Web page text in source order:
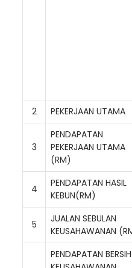
2
PEKERJAAN UTAMA
3
PENDAPATAN
PEKERJAAN UTAMA
(RM)
4
PENDAPATAN HASIL
KEBUN(RM)
5
JUALAN SEBULAN
KEUSAHAWANAN
PENDAPATAN BERSIH